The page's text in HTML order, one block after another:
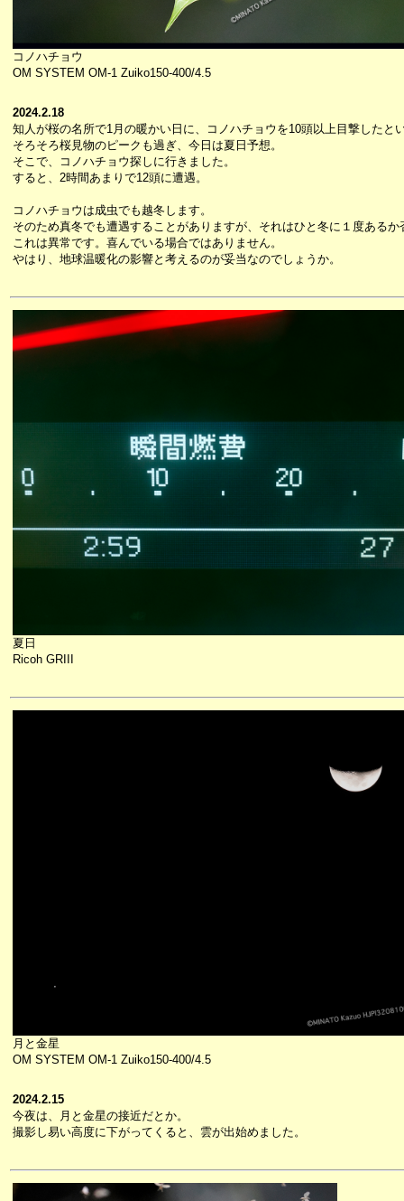
コノハチョウ
OM SYSTEM OM-1 Zuiko150-400/4.5
2024.2.18
知人が桜の名所で1月の暖かい日に、コノハチョウを10頭以上目撃したと
そろそろ桜見物のピークも過ぎ、今日は夏日予想。
そこで、コノハチョウ探しに行きました。
すると、2時間あまりで12頭に遭遇。
コノハチョウは成虫でも越冬します。
そのため真冬でも遭遇することがありますが、それはひと冬に１度あるか
これは異常です。喜んでいる場合ではありません。
やはり、地球温暖化の影響と考えるのが妥当なのでしょうか。
夏日
Ricoh GRIII
月と金星
OM SYSTEM OM-1 Zuiko150-400/4.5
2024.2.15
今夜は、月と金星の接近だとか。
撮影し易い高度に下がってくると、雲が出始めました。